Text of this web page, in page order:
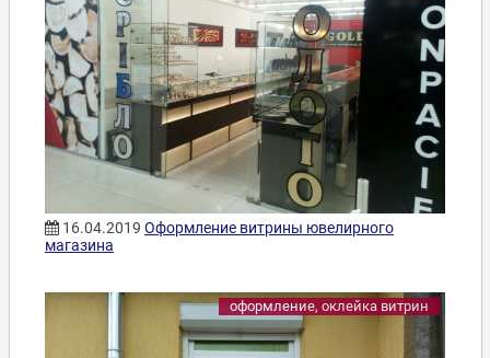
16.04.2019 Оформление витрины ювелирного
магазина
оформление, оклейка витрин